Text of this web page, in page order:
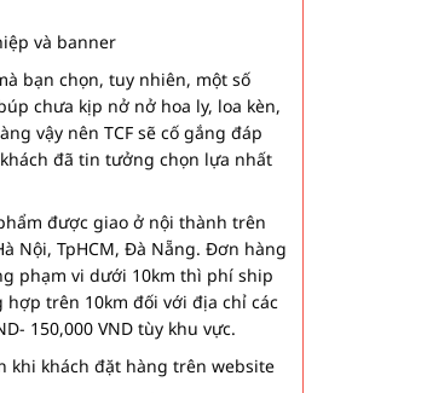
và banner
bạn chọn, tuy nhiên, một số
chưa kịp nở nở hoa ly, loa kèn,
vậy nên TCF sẽ cố gắng đáp
đã tin tưởng chọn lựa nhất
được giao ở nội thành trên
Nội, TpHCM, Đà Nẵng. Đơn hàng
phạm vi dưới 10km thì phí ship
hợp trên 10km đối với địa chỉ các
150,000 VND tùy khu vực.
khi khách đặt hàng trên website